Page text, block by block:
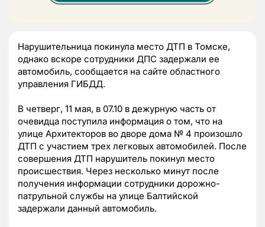
Нарушительница покинула место ДТП в Томске,
однако вскоре сотрудники ДПС задержали ее
автомобиль, сообщается на сайте областного
управления ГИБДД.
В четверг, 11 мая, в 07.10 в дежурную часть от
очевидца поступила информация о том, что на
улице Архитекторов во дворе дома № 4 произошло
ДТП с участием трех легковых автомобилей. После
совершения ДТП нарушитель покинул место
происшествия. Через несколько минут после
получения информации сотрудники дорожно-
патрульной службы на улице Балтийской
задержали данный автомобиль.